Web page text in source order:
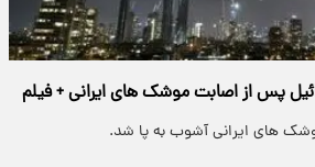
پس از اصابت موشک های ایرانی + فیلم
های ایرانی آشوب به پا شد.